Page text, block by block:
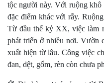
tộc người này. Với ruộng khô
đặc điểm khác với rẫy.
Từ đầu thế kỷ XX, việc làm
phát triển ở nhiều nơi. Vườn
xuất hiện từ lâu. Công việc
đan, dệt, gốm, rèn còn chưa